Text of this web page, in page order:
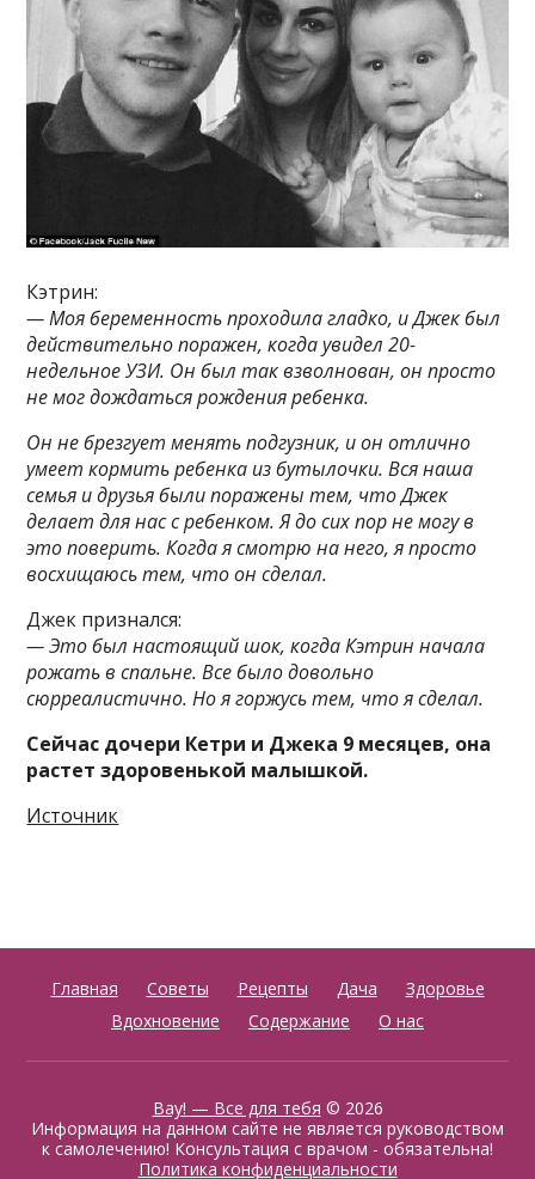
Кэтрин:
— Моя беременность проходила гладко, и Джек был
действительно поражен, когда увидел 20-
недельное УЗИ. Он был так взволнован, он просто
не мог дождаться рождения ребенка.
Он не брезгует менять подгузник, и он отлично
умеет кормить ребенка из бутылочки. Вся наша
семья и друзья были поражены тем, что Джек
делает для нас с ребенком. Я до сих пор не могу в
это поверить. Когда я смотрю на него, я просто
восхищаюсь тем, что он сделал.
Джек признался:
— Это был настоящий шок, когда Кэтрин начала
рожать в спальне. Все было довольно
сюрреалистично. Но я горжусь тем, что я сделал.
Сейчас дочери Кетри и Джека 9 месяцев, она
растет здоровенькой малышкой.
Источник
Главная Советы Рецепты Дача
Здоровье
Вдохновение
Содержание О нас
Вау! — Все для тебя © 2026
Информация на данном сайте не является руководством
к самолечению! Консультация с врачом - обязательна!
Политика конфиденциальности